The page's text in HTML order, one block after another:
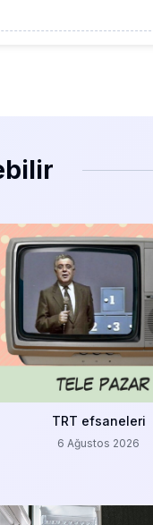
TRT efsaneleri
6 Ağustos 2026